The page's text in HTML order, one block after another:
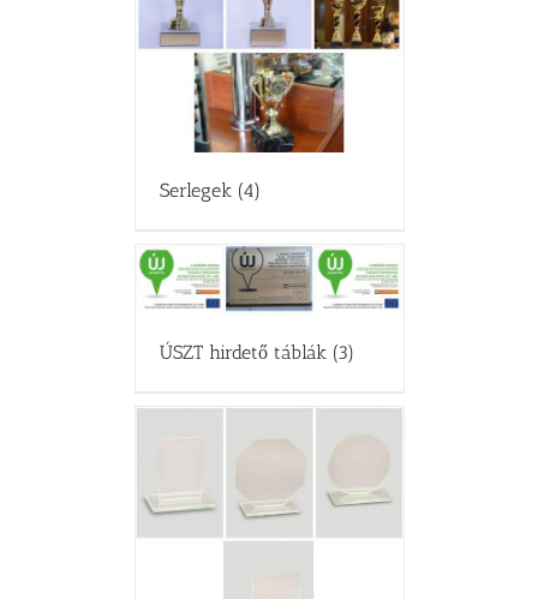
Serlegek (4)
ÚSZT hirdető táblák (3)